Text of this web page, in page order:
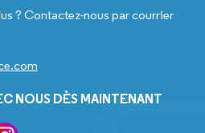
? Contactez-nous par courrier
NOUS DÈS MAINTENANT